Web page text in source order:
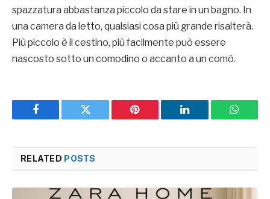
spazzatura abbastanza piccolo da stare in un bagno. In
una camera da letto, qualsiasi cosa più grande risalterà.
Più piccolo è il cestino, più facilmente può essere
nascosto sotto un comodino o accanto a un comò.
Facebook Twitter Pinterest LinkedIn
RELATED POSTS